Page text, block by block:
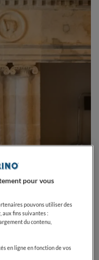
0 0
19:30-21:30
pour vous
pouvons utiliser des
aux fins suivantes :
du contenu,
en ligne en fonction de vos